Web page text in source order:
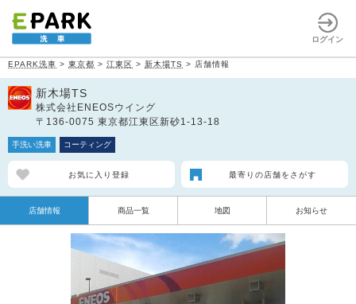
ログイン
EPARK洗車 > 東京都 > 江東区 > 新木場TS > 店舗情報
新木場TS
株式会社ENEOSウイング
〒136-0075 東京都江東区新砂1-13-18
手洗い洗車 コーティング
お気に入り登録 最寄りの店舗をさがす
店舗情報 商品一覧 地図 お知らせ